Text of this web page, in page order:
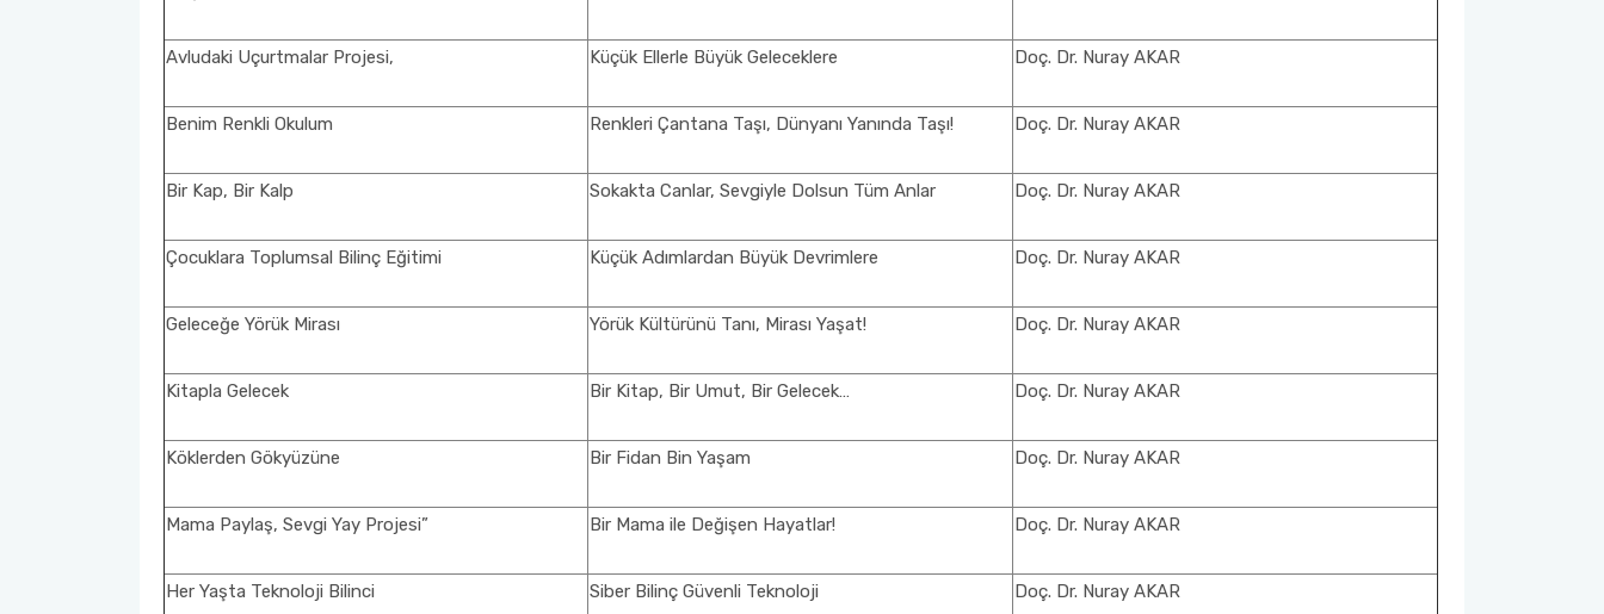
Avludaki Uçurtmalar Projesi, Küçük Ellerle Büyük Geleceklere Doç. Dr. Nuray AKAR
Benim Renkli Okulum Renkleri Çantana Taşı, Dünyanı Yanında Taşı! Doç. Dr. Nuray AKAR
Bir Kap, Bir Kalp Sokakta Canlar, Sevgiyle Dolsun Tüm Anlar Doç. Dr. Nuray AKAR
Çocuklara Toplumsal Bilinç Eğitimi Küçük Adımlardan Büyük Devrimlere Doç. Dr. Nuray AKAR
Geleceğe Yörük Mirası Yörük Kültürünü Tanı, Mirası Yaşat! Doç. Dr. Nuray AKAR
Kitapla Gelecek Bir Kitap, Bir Umut, Bir Gelecek… Doç. Dr. Nuray AKAR
Köklerden Gökyüzüne Bir Fidan Bin Yaşam Doç. Dr. Nuray AKAR
Mama Paylaş, Sevgi Yay Projesi” Bir Mama ile Değişen Hayatlar! Doç. Dr. Nuray AKAR
Her Yaşta Teknoloji Bilinci Siber Bilinç Güvenli Teknoloji Doç. Dr. Nuray AKAR
Öğrenim Planı ve Ders İçerikleri